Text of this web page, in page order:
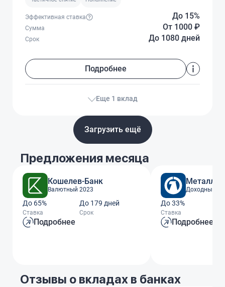
До 15%
Эффективная ставка
От 1000 ₽
Сумма
До 1080 дней
Срок
Подробнее
Еще 1 вклад
Загрузить ещё
Предложения месяца
Кошелев-Банк
Валютный 2023
До 65%
Ставка
До 179 дней
Срок
Подробнее
Доходный
До 33%
Ставка
Подробнее
Отзывы о вкладах в банках